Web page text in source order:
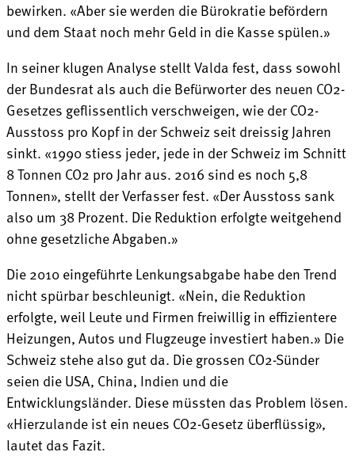
bewirken. «Aber sie werden die Bürokratie befördern
und dem Staat noch mehr Geld in die Kasse spülen.»
In seiner klugen Analyse stellt Valda fest, dass sowohl
der Bundesrat als auch die Befürworter des neuen CO2-
Gesetzes geflissentlich verschweigen, wie der CO2-
Ausstoss pro Kopf in der Schweiz seit dreissig Jahren
sinkt. «1990 stiess jeder, jede in der Schweiz im Schnitt
8 Tonnen CO2 pro Jahr aus. 2016 sind es noch 5,8
Tonnen», stellt der Verfasser fest. «Der Ausstoss sank
also um 38 Prozent. Die Reduktion erfolgte weitgehend
ohne gesetzliche Abgaben.»
Die 2010 eingeführte Lenkungsabgabe habe den Trend
nicht spürbar beschleunigt. «Nein, die Reduktion
erfolgte, weil Leute und Firmen freiwillig in effizientere
Heizungen, Autos und Flugzeuge investiert haben.» Die
Schweiz stehe also gut da. Die grossen CO2-Sünder
seien die USA, China, Indien und die
Entwicklungsländer. Diese müssten das Problem lösen.
«Hierzulande ist ein neues CO2-Gesetz überflüssig»,
lautet das Fazit.